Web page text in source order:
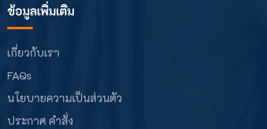
ข้อมูลเพิ่มเติม
เกี่ยวกับเรา
FAQs
นโยบายความเป็นส่วนตัว
ประกาศ คำสั่ง